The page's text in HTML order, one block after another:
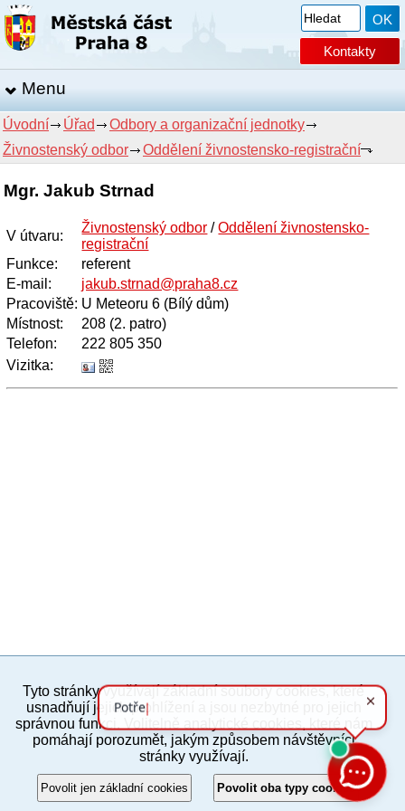
Kontakty
Menu
Úvodní Úřad
Odbory a organizační jednotky
Živnostenský odbor
Oddělení živnostensko-registrační
Mgr. Jakub Strnad
V útvaru:
Živnostenský odbor /Oddělení živnostensko-
registrační
Funkce:
referent
E-mail :
jakub.strnad@praha8.cz
Pracoviště: U Meteoru 6 (Bílý dům)
Místnost:
208 (2. patro)
Telefon:
222 805 350
Vizitka:
ENG
Povinné a praktické informace
© 2012–2019 MČ Praha 8
Tyto stránky využívají základní soubory cookies, které
usnadňují jejich prohlížení a jsou nezbytné pro jejich
správnou funkci. Volitelně analytické cookies, které nám
pomáhají porozumět, jakým způsobem návštěvníci
stránky využívají.
Povolit jen základní cookies Povolit oba typy cookies